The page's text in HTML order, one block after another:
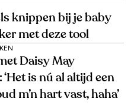
knippen bij je baby
met deze tool
Daisy May
is nú al altijd een
m’n hart vast, haha’